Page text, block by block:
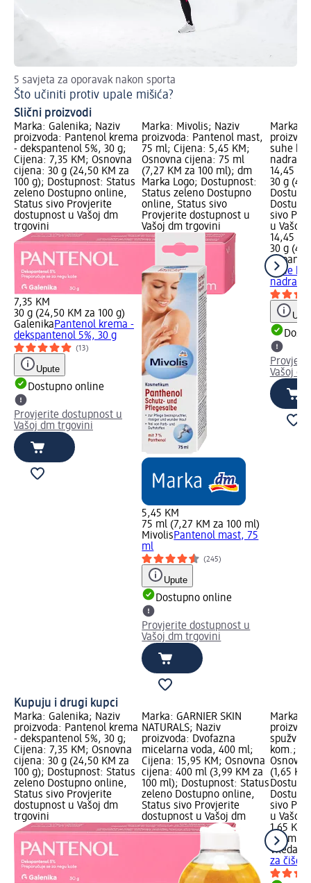
5 savjeta za oporavak nakon sporta
Što učiniti protiv upale mišića?
Slični proizvodi
Marka: Galenika; Naziv
proizvoda: Pantenol krema
- dekspantenol 5%, 30 g;
Cijena: 7,35 KM; Osnovna
cijena: 30 g (24,50 KM za
100 g); Dostupnost: Status
zeleno Dostupno online,
Status sivo Provjerite
dostupnost u Vašoj dm
trgovini
7,35 KM
30 g (24,50 KM za 100 g)
GalenikaPantenol krema -
dekspantenol 5%, 30 g
(13)
Upute
Dostupno online
Provjerite dostupnost u
Vašoj dm trgovini
Marka: Mivolis; Naziv
proizvoda: Pantenol mast,
75 ml; Cijena: 5,45 KM;
Osnovna cijena: 75 ml
(7,27 KM za 100 ml); dm
Marka Logo; Dostupnost:
Status zeleno Dostupno
online, Status sivo
Provjerite dostupnost u
Vašoj dm trgovini
5,45 KM
75 ml (7,27 KM za 100 ml)
MivolisPantenol mast, 75
ml
(245)
Upute
Dostupno online
Provjerite dostupnost u
Vašoj dm trgovini
Marka:
suhe
14,45
30 g
sivo
u Vašoj
14,45 KM
30 g
suhe
Vašoj
Kupuju i drugi kupci
Marka: Galenika; Naziv
proizvoda: Pantenol krema
- dekspantenol 5%, 30 g;
Cijena: 7,35 KM; Osnovna
cijena: 30 g (24,50 KM za
100 g); Dostupnost: Status
zeleno Dostupno online,
Status sivo Provjerite
dostupnost u Vašoj dm
trgovini
Marka: GARNIER SKIN
NATURALS; Naziv
proizvoda: Dvofazna
micelarna voda, 400 ml;
Cijena: 15,95 KM; Osnovna
cijena: 400 ml (3,99 KM za
100 ml); Dostupnost: Status
zeleno Dostupno online,
Status sivo Provjerite
dostupnost u Vašoj dm
Marka:
kom.;
(1,65
sivo
u Vašoj
1,65 KM
1 kom.
Vileda
za